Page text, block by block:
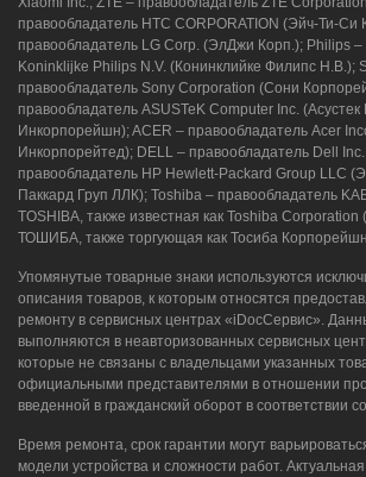
правообладатель HTC CORPORATION (Эйч-Ти-
правообладатель LG Corp. (ЭлДжи Корп.); Philips
Koninklijke Philips N.V. (Конинклийке Филипс Н.В.);
правообладатель Sony Corporation (Сони
правообладатель ASUSTeK Computer Inc.
Инкорпорейшн); ACER – правообладатель Acer
Инкорпорейтед); DELL – правообладатель Dell
правообладатель HP Hewlett-Packard Group LLC
Паккард Груп ЛЛК); Toshiba – правообладатель
TOSHIBA, также известная как Toshiba
ТОШИБА, также торгующая как Тосиба
Упомянутые товарные знаки используются
описания товаров, к которым относятся
ремонту в сервисных центрах «iDocСервис».
выполняются в неавторизованных сервисных
которые не связаны с владельцами указанных
официальными представителями в отношении
введенной в гражданский оборот в соответствии
Время ремонта, срок гарантии могут
модели устройства и сложности работ.